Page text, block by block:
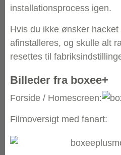
installationsprocess igen.
Hvis du ikke ønsker
afinstalleres, og skulle alt
resettes til
Billeder fra boxee+
Forside / Homescreen:
Filmoversigt med fanart: